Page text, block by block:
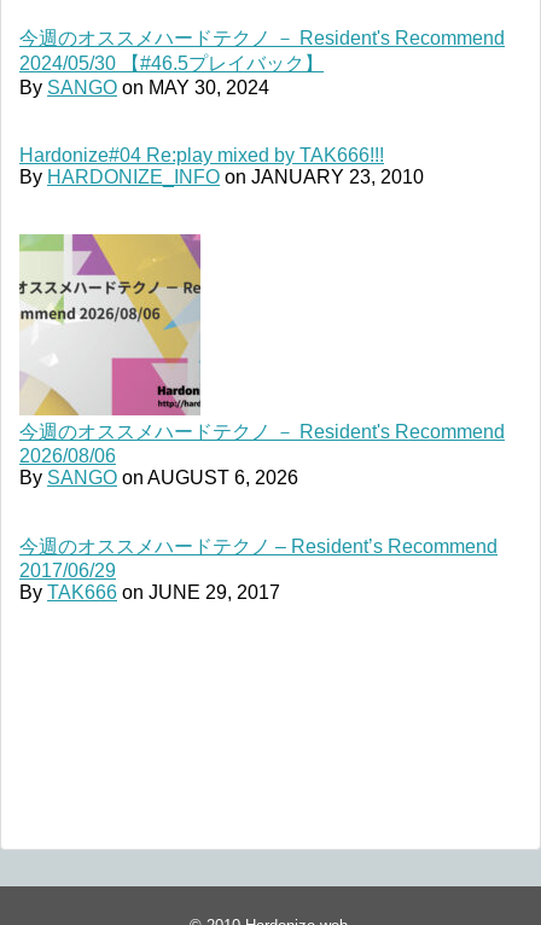
今週のオススメハードテクノ － Resident's Recommend
2024/05/30 【#46.5プレイバック】
By SANGO on MAY 30, 2024
Hardonize#04 Re:play mixed by TAK666!!!
By HARDONIZE_INFO on JANUARY 23, 2010
今週のオススメハードテクノ － Resident's Recommend
2026/08/06
By SANGO on AUGUST 6, 2026
今週のオススメハードテクノ – Resident’s Recommend
2017/06/29
By TAK666 on JUNE 29, 2017